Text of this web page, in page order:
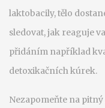
laktobacily, tělo
sledovat, jak reaguje
přidáním například
detoxikačních kúrek.
Nezapomeňte na